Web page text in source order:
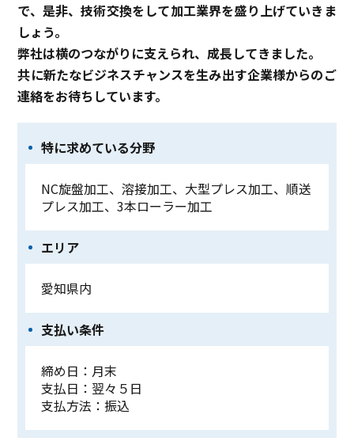
で、 是非、技術交換をして加工業界を盛り上げていきま
しょう。
弊社は横のつながりに支えられ、成長してきました。
共に新たなビジネスチャンスを生み出す企業様からのご
連絡をお待ちしています。
特に求めている分野
NC旋盤加工、溶接加工、大型プレス加工、順送
プレス加工、3本ローラー加工
エリア
愛知県内
支払い条件
締め日：月末
支払日：翌々５日
支払方法：振込